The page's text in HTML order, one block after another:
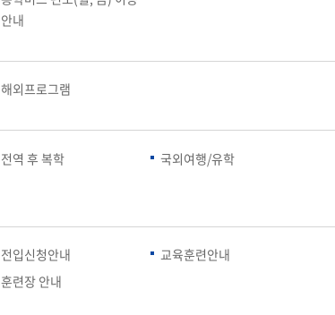
안내
해외프로그램
전역 후 복학
국외여행/유학
전입신청안내
교육훈련안내
훈련장 안내